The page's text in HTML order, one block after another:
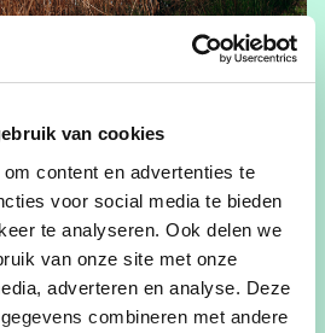
van cookies
content en advertenties te
voor social media te bieden
te analyseren. Ook delen we
van onze site met onze
adverteren en analyse. Deze
combineren met andere